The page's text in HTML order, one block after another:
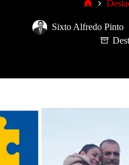
Sixto Alfredo Pinto